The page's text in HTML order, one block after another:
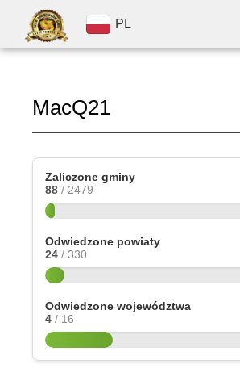
PL
MacQ21
Zaliczone gminy
88 / 2479
Odwiedzone powiaty
24 / 330
Odwiedzone województwa
4 / 16